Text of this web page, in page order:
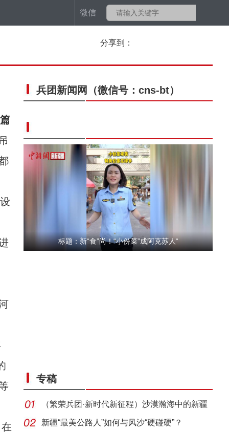
微信
分享到：
兵团新闻网 （微信号：cns-bt）
标题：新“食”尚！“小份菜”成阿克苏人“
专稿
（繁荣兵团·新时代新征程）沙漠瀚海中的新疆
兵团
新疆“最美公路人”如何与风沙“硬碰硬”？